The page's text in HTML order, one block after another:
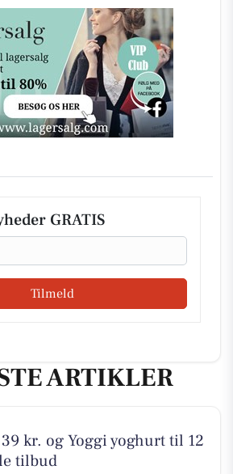
GRATIS
Tilmeld
ARTIKLER
kr. og Yoggi yoghurt til 12
tilbud